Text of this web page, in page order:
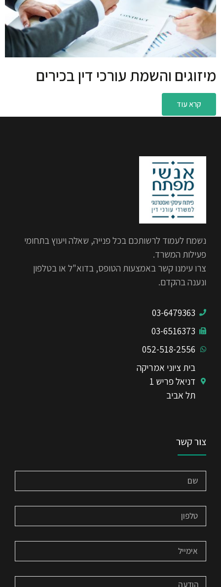
מיזוגים והשמת עורכי דין בכירים
קרא עוד
נשמח לעמוד לרשותכם בכל פנייה, שאלה ויעוץ בתחומי
פעילות המשרד.
צרו עימנו קשר באמצעות הטופס, בדוא"ל או בטלפון
ונענה בהקדם.
03-6479363
03-6516373
052-518-2556
בית ציוני אמריקה
דניאל פריש 1
תל אביב
צור קשר